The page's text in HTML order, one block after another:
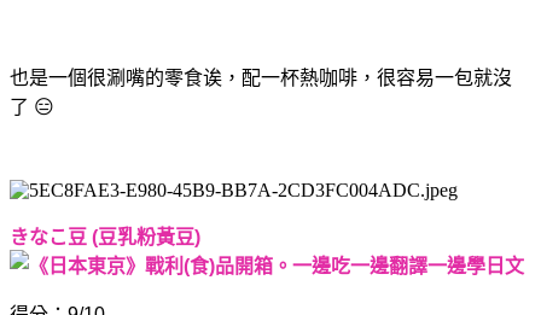
也是一個很涮嘴的零食诶，配一杯熱咖啡，很容易一包就沒
了 😑
きなこ豆 (豆乳粉黃豆)